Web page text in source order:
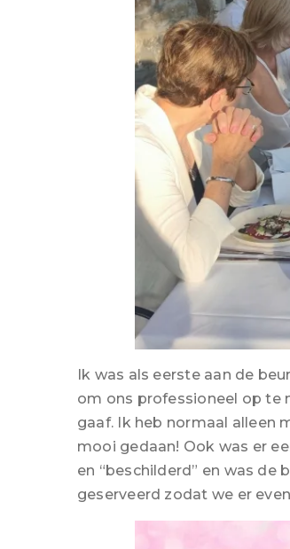
Ik was als eerste aan de
om ons professioneel op te
gaaf. Ik heb normaal alleen
mooi gedaan! Ook was er
en “beschilderd” en was de
geserveerd zodat we er